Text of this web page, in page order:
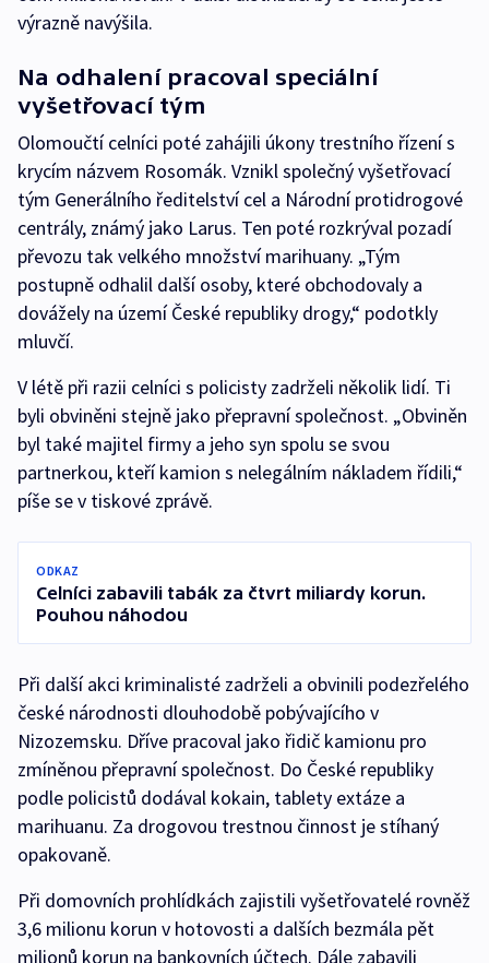
výrazně navýšila.
Na odhalení pracoval speciální
vyšetřovací tým
Olomoučtí celníci poté zahájili úkony trestního řízení s
krycím názvem Rosomák. Vznikl společný vyšetřovací
tým Generálního ředitelství cel a Národní protidrogové
centrály, známý jako Larus. Ten poté rozkrýval pozadí
převozu tak velkého množství marihuany. „Tým
postupně odhalil další osoby, které obchodovaly a
dovážely na území České republiky drogy,“ podotkly
mluvčí.
V létě při razii celníci s policisty zadrželi několik lidí. Ti
byli obviněni stejně jako přepravní společnost. „Obviněn
byl také majitel firmy a jeho syn spolu se svou
partnerkou, kteří kamion s nelegálním nákladem řídili,“
píše se v tiskové zprávě.
ODKAZ
Celníci zabavili tabák za čtvrt miliardy korun.
Pouhou náhodou
Při další akci kriminalisté zadrželi a obvinili podezřelého
české národnosti dlouhodobě pobývajícího v
Nizozemsku. Dříve pracoval jako řidič kamionu pro
zmíněnou přepravní společnost. Do České republiky
podle policistů dodával kokain, tablety extáze a
marihuanu. Za drogovou trestnou činnost je stíhaný
opakovaně.
Při domovních prohlídkách zajistili vyšetřovatelé rovněž
3,6 milionu korun v hotovosti a dalších bezmála pět
milionů korun na bankovních účtech. Dále zabavili